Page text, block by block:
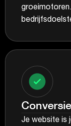
Je website is